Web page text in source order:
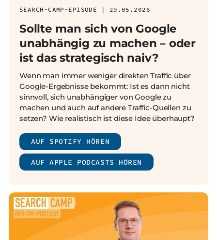
SEARCH-CAMP-EPISODE | 29.05.2026
Sollte man sich von Google
unabhängig zu machen – oder
ist das strategisch naiv?
Wenn man immer weniger direkten Traffic über
Google-Ergebnisse bekommt: Ist es dann nicht
sinnvoll, sich unabhängiger von Google zu
machen und auch auf andere Traffic-Quellen zu
setzen? Wie realistisch ist diese Idee überhaupt?
AUF SPOTIFY HÖREN
AUF APPLE PODCASTS HÖREN